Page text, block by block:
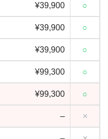
¥39,900 ○
¥39,900 ○
¥39,900 ○
¥99,300 ○
¥99,300 ○
– ×